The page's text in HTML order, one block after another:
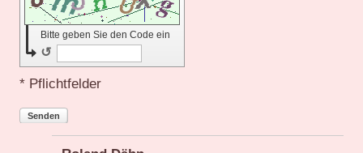
Bitte geben Sie den Code ein
↺
* Pflichtfelder
Senden